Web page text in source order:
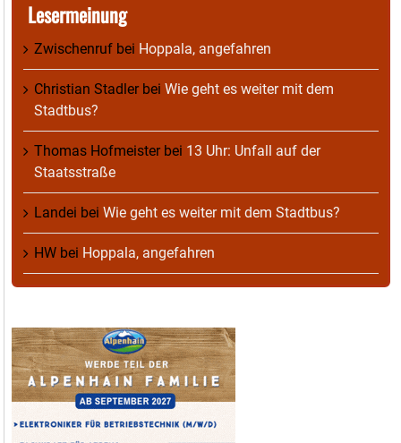
Lesermeinung
Zwischenruf bei Hoppala, angefahren
Christian Stadlerbei Wie geht es weiter mit dem
Stadtbus?
Thomas Hofmeisterbei 13 Uhr: Unfall auf der
Staatsstraße
Landei bei Wie geht es weiter mit dem Stadtbus?
HW bei Hoppala, angefahren